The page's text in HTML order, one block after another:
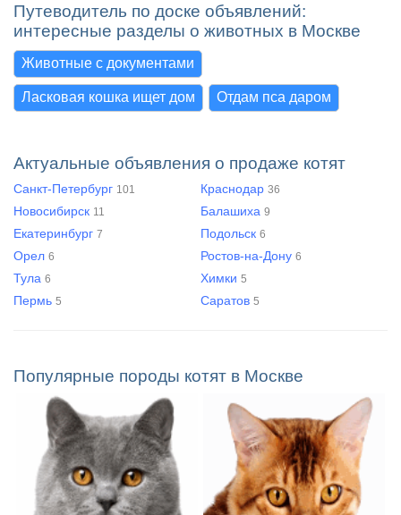
Путеводитель по доске объявлений:
интересные разделы о животных в Москве
Животные с документами
Ласковая кошка ищет дом Отдам пса даром
Актуальные объявления о продаже котят
Санкт-Петербург 101 Краснодар 36
Новосибирск 11 Балашиха 9
Екатеринбург 7 Подольск 6
Орел 6 Ростов-на-Дону 6
Тула 6 Химки 5
Пермь 5 Саратов 5
Популярные породы котят в Москве